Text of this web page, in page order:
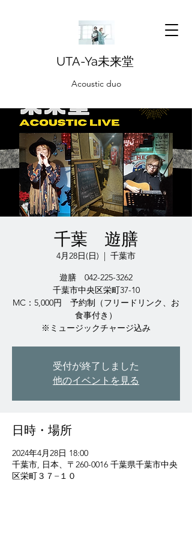
UTA-Ya未来堂
Acoustic duo
千葉 遊膳
4月28日(日)
  |
千葉市
遊膳 042-225-3262
千葉市中央区栄町37-10
MC：5,000円 予約制（フリードリンク、お
食事付き）
※ミュージックチャージ込み
受付が終了しました
他のイベントを見る
日時・場所
2024年4月28日 18:00
千葉市, 日本、〒260-0016 千葉県千葉市中央
区栄町３７−１０